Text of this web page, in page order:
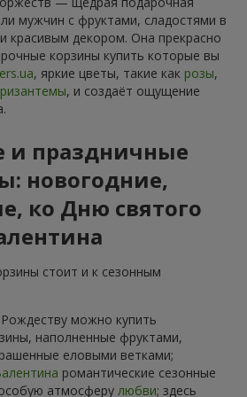
мужчин с фруктами, сладостями в
красивым декором. Она прекрасно
корзины купить которые вы
, яркие цветы, такие как розы,
, и создаёт ощущение
и праздничные
новогодние,
ко Дню святого
стоит и к сезонным
можно купить
наполненные фруктами,
еловыми ветками;
романтические сезонные
атмосферу любви; здесь